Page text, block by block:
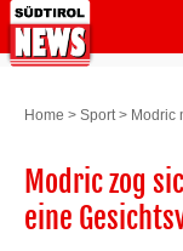
Home > Sport> Modric
Modric zog
eine